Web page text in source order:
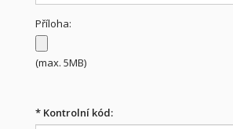
Příloha:
(max. 5MB)
* Kontrolní kód: